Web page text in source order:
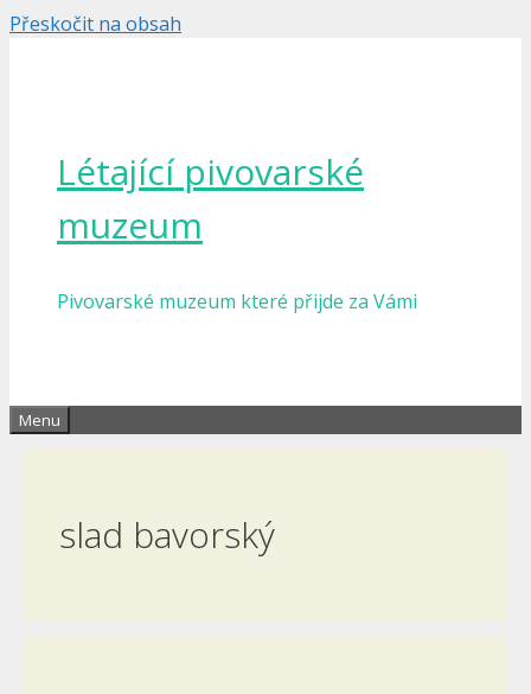
Přeskočit na obsah
Létající pivovarské
muzeum
Pivovarské muzeum které přijde za Vámi
Menu
slad bavorský